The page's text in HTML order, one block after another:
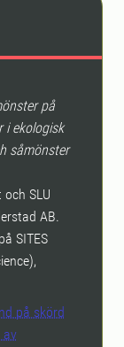
på
i ekologisk
såmönster
SLU
AB.
SITES
på skörd
av